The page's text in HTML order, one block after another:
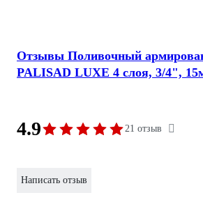
Отзывы Поливочный
PALISAD LUXE 4 слоя, 3/4",
4.9 21 отзыв
Написать отзыв